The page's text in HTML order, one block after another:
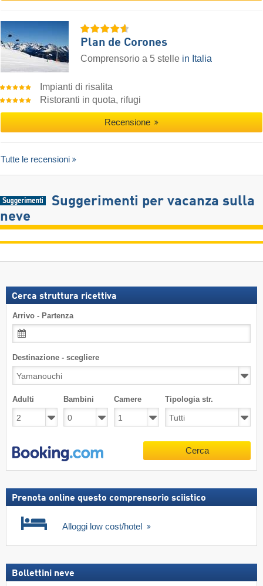
Plan de Corones
Comprensorio a 5 stelle in Italia
Impianti di risalita
Ristoranti in quota, rifugi
Recensione
Tutte le recensioni
Suggerimenti per vacanza sulla
neve
Cerca struttura ricettiva
Arrivo - Partenza
Destinazione - scegliere
Adulti Bambini Camere Tipologia str.
Cerca
Prenota online questo comprensorio sciistico
Alloggi low cost/hotel
Bollettini neve